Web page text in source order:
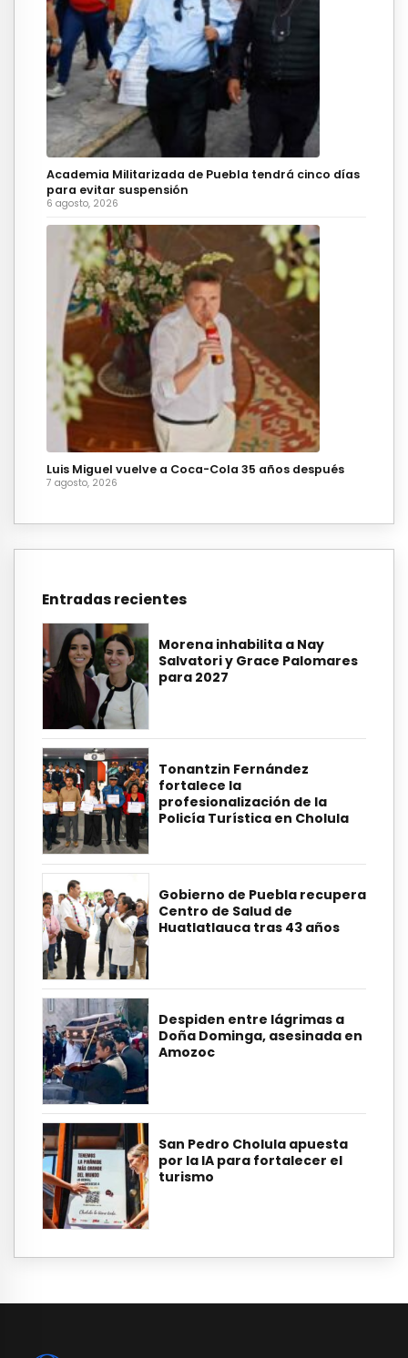
Academia Militarizada de Puebla tendrá cinco días
para evitar suspensión
6 agosto, 2026
Luis Miguel vuelve a Coca-Cola 35 años después
7 agosto, 2026
Entradas recientes
Morena inhabilita a Nay
Salvatori y Grace Palomares
para 2027
Tonantzin Fernández
fortalece la
profesionalización de la
Policía Turística en Cholula
Gobierno de Puebla recupera
Centro de Salud de
Huatlatlauca tras 43 años
Despiden entre lágrimas a
Doña Dominga, asesinada en
Amozoc
San Pedro Cholula apuesta
por la IA para fortalecer el
turismo